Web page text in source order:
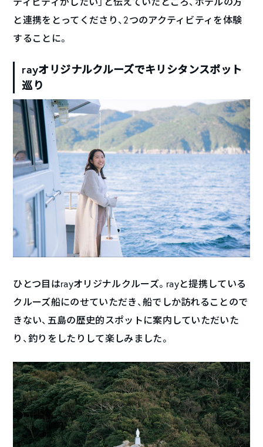
と連携をとってくださり、2つのアクティビティを体験
することに。
rayオリジナルクルーズでキリシタンスポット
巡り
ひとつ目はrayオリジナルクルーズ。rayと提携している
クルーズ船にのせていただき、船でしか訪れることので
きない、五島の歴史的スポットに案内していただいた
り、釣りをしたりして楽しみました。